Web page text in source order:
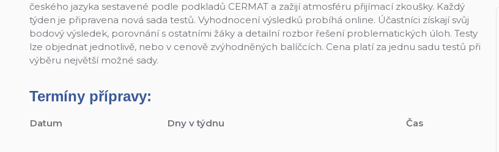
českého jazyka sestavené podle podkladů CERMAT a zažijí atmosféru přijímací zkoušky. Každý
týden je připravena nová sada testů. Vyhodnocení výsledků probíhá online. Účastníci získají svůj
bodový výsledek, porovnání s ostatními žáky a detailní rozbor řešení problematických úloh. Testy
lze objednat jednotlivě, nebo v cenově zvýhodněných balíčcích. Cena platí za jednu sadu testů při
výběru největší možné sady.
Termíny přípravy:
Datum Dny v týdnu Čas